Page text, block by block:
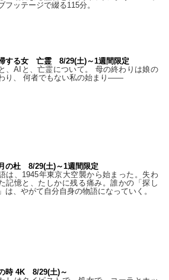
フッテージで綴る115分。
する女 亡霊 8/29(土)～1週間限定
、AIと、亡霊について。 母の終わりは娘の
り、 何者でもない私の始まり――
の杜 8/29(土)～1週間限定
は、1945年東京大空襲から始まった。失わ
記憶と、たしかに残る痛み。誰かの「探し
は、やがて自分自身の物語になっていく。
時 4K 8/29(土)～